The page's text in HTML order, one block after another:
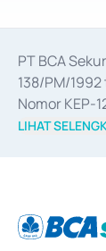
PT BCA
138/PM/
Nomor KEP-
merger,
LIHAT